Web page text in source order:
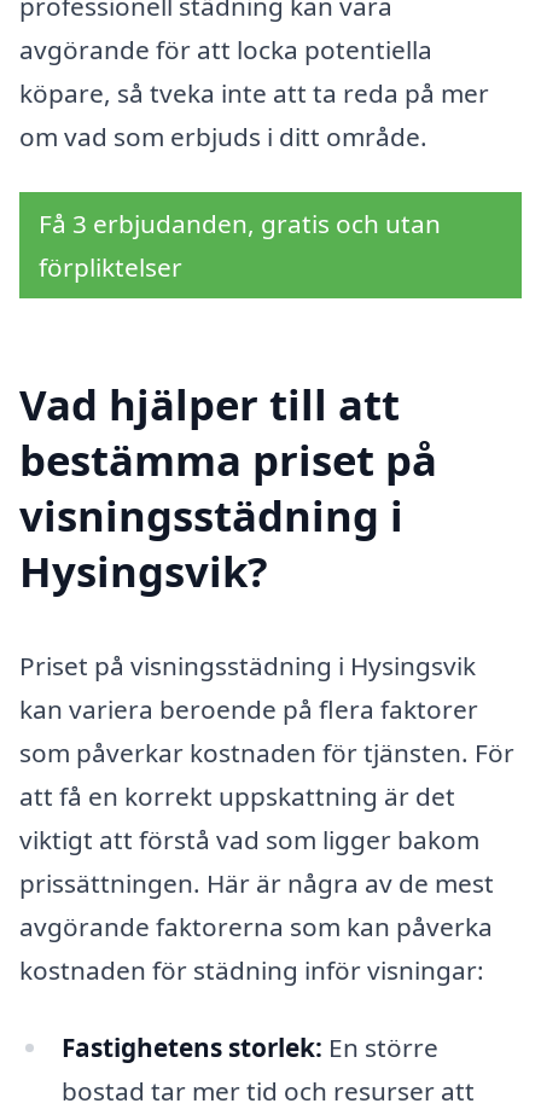
avgörande för att locka potentiella
köpare, så tveka inte att ta reda på mer
om vad som erbjuds i ditt område.
Få 3 erbjudanden, gratis och utan
förpliktelser
Vad hjälper till att
bestämma priset på
visningsstädning i
Hysingsvik?
Priset på visningsstädning i Hysingsvik
kan variera beroende på flera faktorer
som påverkar kostnaden för tjänsten. För
att få en korrekt uppskattning är det
viktigt att förstå vad som ligger bakom
prissättningen. Här är några av de mest
avgörande faktorerna som kan påverka
kostnaden för städning inför visningar:
Fastighetens storlek: En större
bostad tar mer tid och resurser att